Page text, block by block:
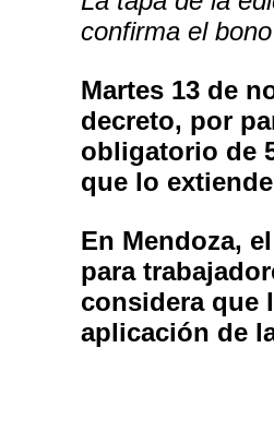
confirma el
Martes 13 de
decreto, por
obligatorio de
que lo
En Mendoza,
para
considera que
aplicación de